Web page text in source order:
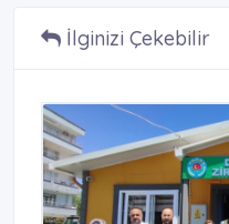
İlginizi Çekebilir